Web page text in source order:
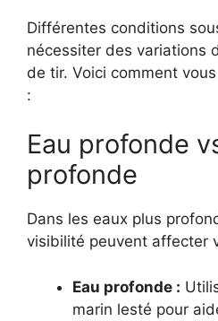
Différentes conditions
nécessiter des variations
de tir. Voici comment
:
Eau profonde
profonde
Dans les eaux plus
visibilité peuvent affecter
Eau profonde :
marin lesté pour